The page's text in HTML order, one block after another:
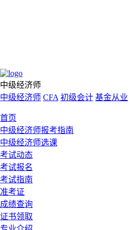
中级经济师
中级经济师 CFA 初级会计 基金从业
首页
中级经济师报考指南
中级经济师选课
考试动态
考试报名
考试指南
准考证
成绩查询
证书领取